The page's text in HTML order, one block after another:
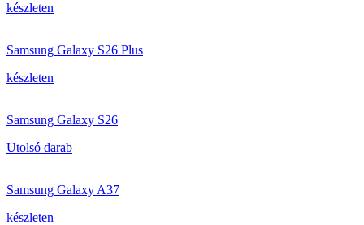
készleten
Samsung Galaxy S26 Plus
készleten
Samsung Galaxy S26
Utolsó darab
Samsung Galaxy A37
készleten